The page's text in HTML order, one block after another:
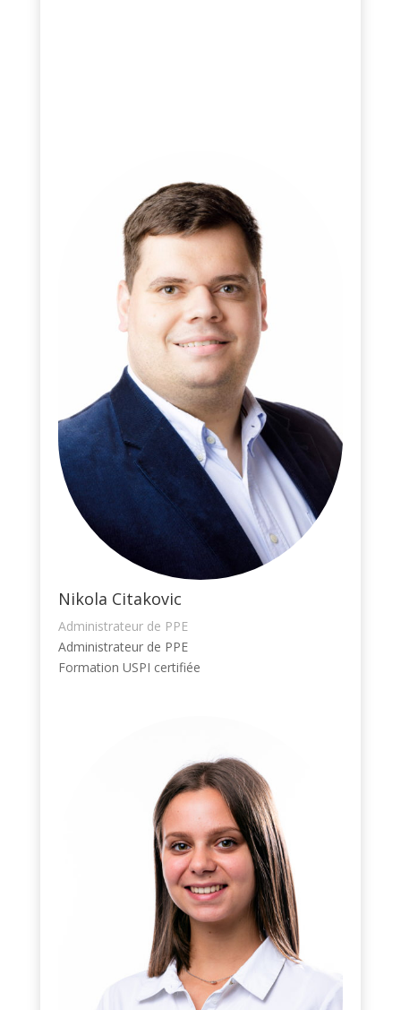
Nikola Citakovic
Administrateur de PPE
Administrateur de PPE
Formation USPI certifiée